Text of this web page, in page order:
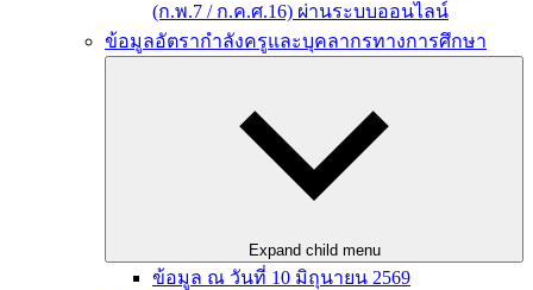
(ก.พ.7 / ก.ค.ศ.16) ผ่านระบบออนไลน์
ข้อมูลอัตรากำลังครูและบุคลากรทางการศึกษา
Expand child menu
ข้อมูล ณ วันที่ 10 มิถุนายน 2569